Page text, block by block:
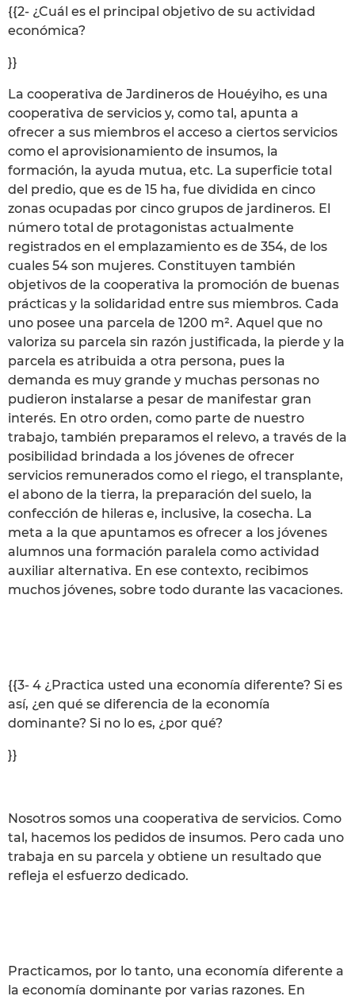
{{2- ¿Cuál es el principal objetivo de su actividad
económica?
}}
La cooperativa de Jardineros de Houéyiho, es una
cooperativa de servicios y, como tal, apunta a
ofrecer a sus miembros el acceso a ciertos servicios
como el aprovisionamiento de insumos, la
formación, la ayuda mutua, etc. La superficie total
del predio, que es de 15 ha, fue dividida en cinco
zonas ocupadas por cinco grupos de jardineros. El
número total de protagonistas actualmente
registrados en el emplazamiento es de 354, de los
cuales 54 son mujeres. Constituyen también
objetivos de la cooperativa la promoción de buenas
prácticas y la solidaridad entre sus miembros. Cada
uno posee una parcela de 1200 m². Aquel que no
valoriza su parcela sin razón justificada, la pierde y la
parcela es atribuida a otra persona, pues la
demanda es muy grande y muchas personas no
pudieron instalarse a pesar de manifestar gran
interés. En otro orden, como parte de nuestro
trabajo, también preparamos el relevo, a través de la
posibilidad brindada a los jóvenes de ofrecer
servicios remunerados como el riego, el transplante,
el abono de la tierra, la preparación del suelo, la
confección de hileras e, inclusive, la cosecha. La
meta a la que apuntamos es ofrecer a los jóvenes
alumnos una formación paralela como actividad
auxiliar alternativa. En ese contexto, recibimos
muchos jóvenes, sobre todo durante las vacaciones.
{{3- 4 ¿Practica usted una economía diferente? Si es
así, ¿en qué se diferencia de la economía
dominante? Si no lo es, ¿por qué?
}}
Nosotros somos una cooperativa de servicios. Como
tal, hacemos los pedidos de insumos. Pero cada uno
trabaja en su parcela y obtiene un resultado que
refleja el esfuerzo dedicado.
Practicamos, por lo tanto, una economía diferente a
la economía dominante por varias razones. En